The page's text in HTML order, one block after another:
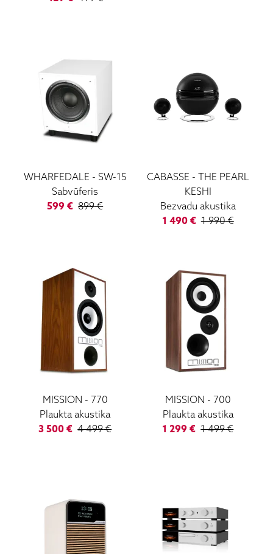
WHARFEDALE - SW-15
Sabvūferis
599 € 899€
CABASSE - THE PEARL
KESHI
Bezvadu akustika
1 490€ 1 990€
MISSION - 770
Plaukta akustika
3 500 € 4 499€
MISSION - 700
Plaukta akustika
1 299 € 1 499€